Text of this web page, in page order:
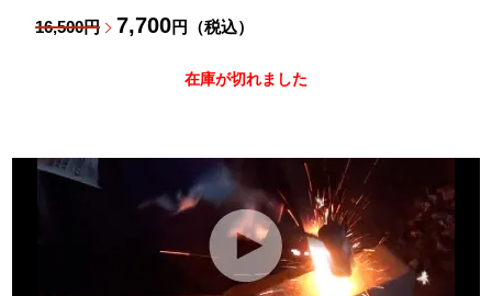
16,500円 7,700円（税込）
在庫が切れました